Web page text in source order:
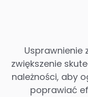
Usprawnienie
zwiększenie
należności, aby
poprawiać